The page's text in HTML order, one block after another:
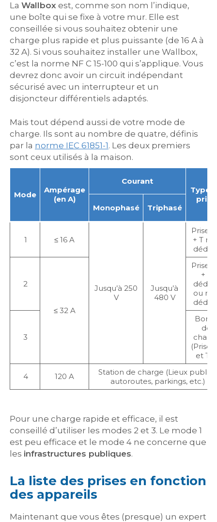
La Wallbox est, comme son nom l’indique,
une boîte qui se fixe à votre mur. Elle est
conseillée si vous souhaitez obtenir une
charge plus rapide et plus puissante (de 16 A à
32 A). Si vous souhaitez installer une Wallbox,
c’est la norme NF C 15-100 qui s’applique. Vous
devrez donc avoir un circuit indépendant
sécurisé avec un interrupteur et un
disjoncteur différentiels adaptés.
Mais tout dépend aussi de votre mode de
charge. Ils sont au nombre de quatre, définis
par la norme IEC 61851-1. Les deux premiers
sont ceux utilisés à la maison.
Mode
Ampérage
(en A)
Courant
Type
prise
Monophasé
Triphasé
1 ≤ 16 A
Jusqu’à 250
V
Jusqu’à
480 V
Prise
+ T
2
≤ 32 A
Prise
+ T
ou
3
de
(Prise
et T3)
4 120 A
Station de charge (Lieux publics,
autoroutes, parkings, etc.)
Pour une charge rapide et efficace, il est
conseillé d’utiliser les modes 2 et 3. Le mode 1
est peu efficace et le mode 4 ne concerne que
les infrastructures publiques.
La liste des prises en fonction
des appareils
Maintenant que vous êtes (presque) un expert